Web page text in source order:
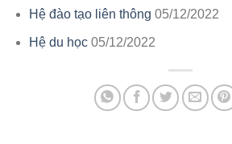
Hệ đào tạo liên thông 05/12/2022
Hệ du học05/12/2022